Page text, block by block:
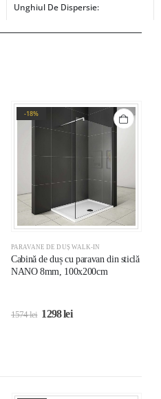
Unghiul De Dispersie:
-18%
PARAVANE DE DUȘ WALK-IN
Cabină de duș cu paravan din sticlă
NANO 8mm, 100x200cm
1574lei 1298lei